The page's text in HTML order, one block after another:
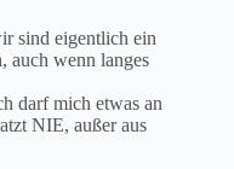
sind eigentlich ein
auch wenn langes
darf mich etwas an
NIE, außer aus